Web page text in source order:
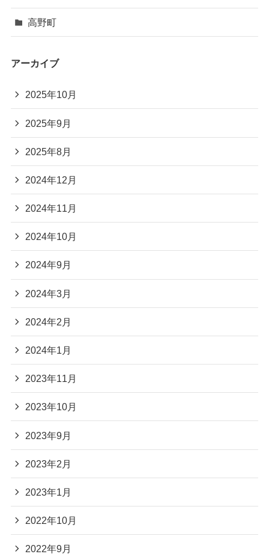
高野町
アーカイブ
2025年10月
2025年9月
2025年8月
2024年12月
2024年11月
2024年10月
2024年9月
2024年3月
2024年2月
2024年1月
2023年11月
2023年10月
2023年9月
2023年2月
2023年1月
2022年10月
2022年9月